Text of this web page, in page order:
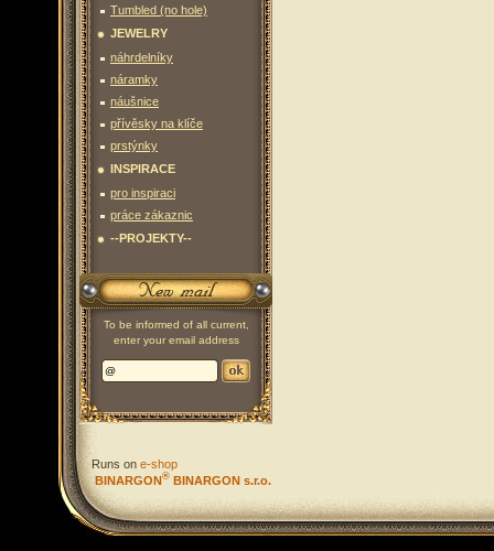
Tumbled (no hole)
JEWELRY
náhrdelníky
náramky
náušnice
přívěsky na klíče
prstýnky
INSPIRACE
pro inspiraci
práce zákaznic
--PROJEKTY--
To be informed of all current,
enter your email address
Runs on e-shop
BINARGON® BINARGON s.r.o.